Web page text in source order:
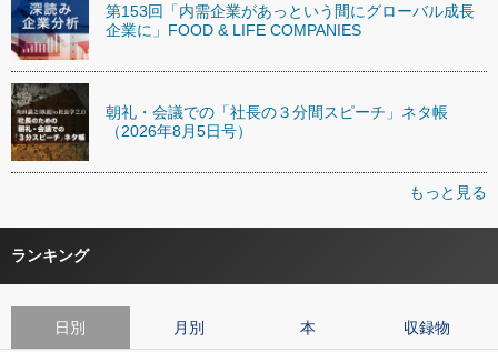
第153回「内需企業があっという間にグローバル成長
企業に」FOOD & LIFE COMPANIES
朝礼・会議での「社長の３分間スピーチ」ネタ帳
（2026年8月5日号）
もっと見る
ランキング
日別 月別 本 収録物